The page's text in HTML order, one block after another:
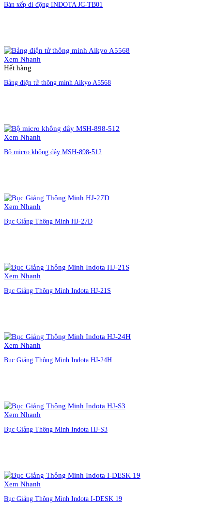
Bàn xếp di động INDOTA JC-TB01
Xem Nhanh
Hết hàng
Bảng điện tử thông minh Aikyo A5568
Xem Nhanh
Bộ micro không dây MSH-898-512
Xem Nhanh
Bục Giảng Thông Minh HJ-27D
Xem Nhanh
Bục Giảng Thông Minh Indota HJ-21S
Xem Nhanh
Bục Giảng Thông Minh Indota HJ-24H
Xem Nhanh
Bục Giảng Thông Minh Indota HJ-S3
Xem Nhanh
Bục Giảng Thông Minh Indota I-DESK 19